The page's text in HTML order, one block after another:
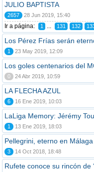
JULIO BAPTISTA
2657 28 Jun 2019, 15:40
Ir a página: 1 ... 131 132
Los Pérez Frías serán
1 23 May 2019, 12:09
Los goles centenarios del
0 24 Abr 2019, 10:59
LA FLECHA AZUL
6 16 Ene 2019, 10:03
LaLiga Memory: Jérémy
1 13 Ene 2019, 18:03
Pellegrini, eterno en Málaga
3 14 Oct 2018, 18:48
Rufete conoce su rincón de